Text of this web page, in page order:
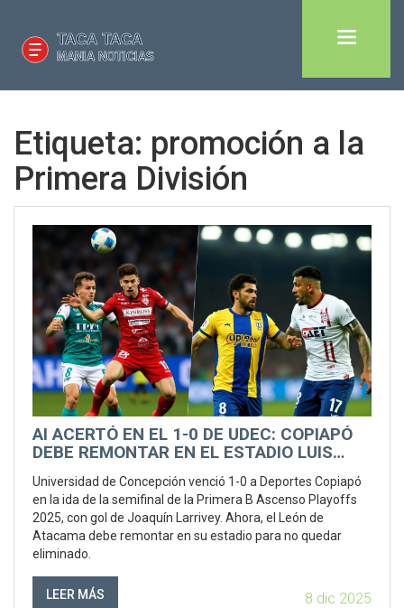
Etiqueta: promoción a la
Primera División
AI ACERTÓ EN EL 1-0 DE UDEC: COPIAPÓ
DEBE REMONTAR EN EL ESTADIO LUIS
Universidad de Concepción venció 1-0 a Deportes Copiapó
en la ida de la semifinal de la Primera B Ascenso Playoffs
2025, con gol de Joaquín Larrivey. Ahora, el León de
Atacama debe remontar en su estadio para no quedar
eliminado.
LEER MÁS 8 dic 2025